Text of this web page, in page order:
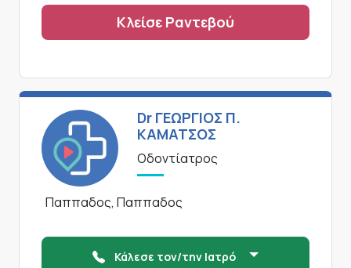
Κλείσε Ραντεβού
Dr ΓΕΩΡΓΙΟΣ Π.
ΚΑΜΑΤΣΟΣ
Οδοντίατρος
Παππαδος, Παππαδος
Κάλεσε τον/την Ιατρό